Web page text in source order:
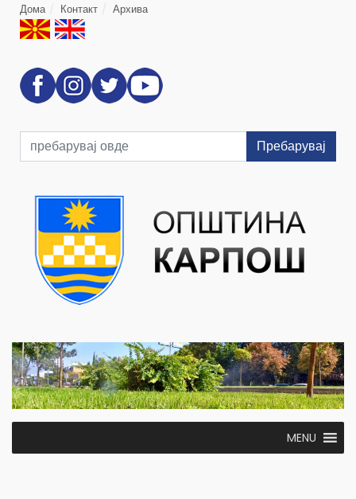
Дома Контакт Архива
Пребарувај
MENU